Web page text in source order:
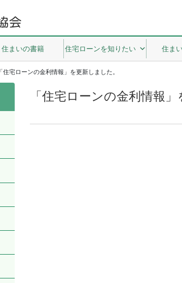
住まいの書籍 住宅ローンを知りたい 住ま
「住宅ローンの金利情報」を更新しました。
「住宅ローンの金利情報」